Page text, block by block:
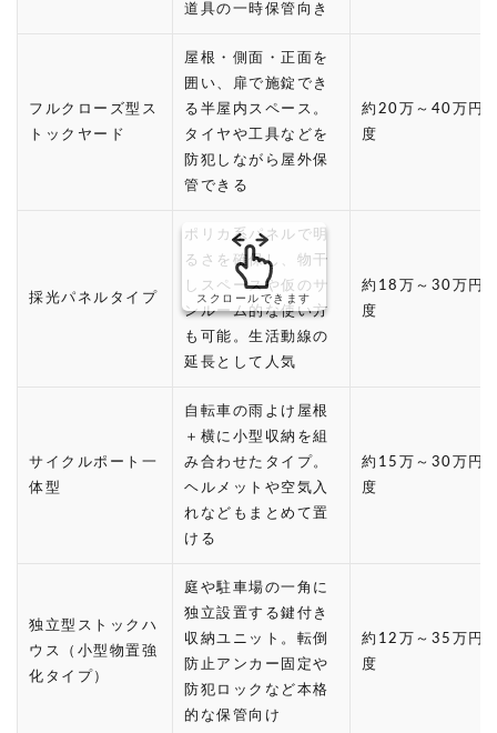
道具の一時保管向き
フルクローズ型ス
トックヤード
屋根・側面・正面を
囲い、扉で施錠でき
る半屋内スペース。
タイヤや工具などを
防犯しながら屋外保
管できる
約20万～40万円
度
採光パネルタイプ
ポリカ系パネルで明
るさを確保し、物干
しスペースや仮のサ
ンルーム的な使い方
も可能。生活動線の
延長として人気
約18万～30万円
度
サイクルポート一
体型
自転車の雨よけ屋根
＋横に小型収納を組
み合わせたタイプ。
ヘルメットや空気入
れなどもまとめて置
ける
約15万～30万円
度
独立型ストックハ
ウス（小型物置強
化タイプ）
庭や駐車場の一角に
独立設置する鍵付き
収納ユニット。転倒
防止アンカー固定や
防犯ロックなど本格
的な保管向け
約12万～35万円
度
スクロールできます